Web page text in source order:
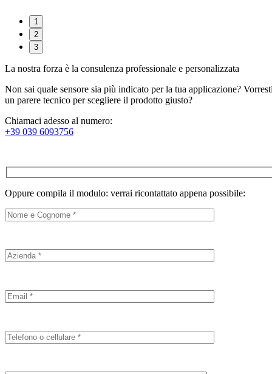
1
2
3
La nostra forza è la consulenza professionale e personalizzata
Non sai quale sensore sia più indicato per la tua applicazione?
un parere tecnico per scegliere il prodotto giusto?
Chiamaci adesso al numero:
+39 039 6093756
Oppure compila il modulo: verrai ricontattato appena possibile: